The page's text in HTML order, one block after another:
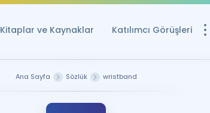
Kitaplar ve Kaynaklar Katılımcı Görüşleri
Ana Sayfa Sözlük wristband